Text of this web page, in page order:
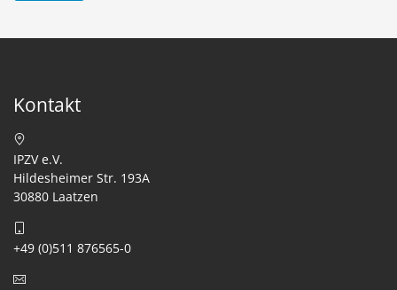
Kontakt
IPZV e.V.
Hildesheimer Str. 193A
30880 Laatzen
+49 (0)511 876565-0